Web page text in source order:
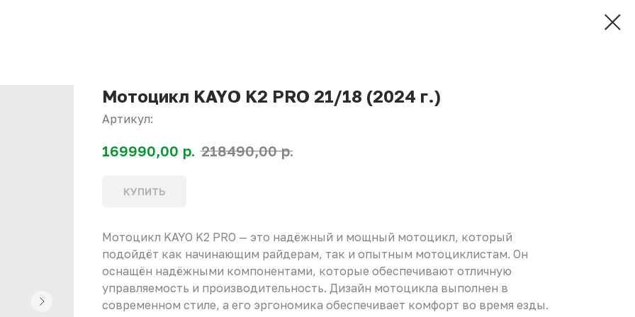
Мотоцикл KAYO K2 PRO 21/18 (2024 г.)
Артикул:
169990,00 р. 218490,00 р.
КУПИТЬ
Мотоцикл KAYO K2 PRO — это надёжный и мощный мотоцикл, который
подойдёт как начинающим райдерам, так и опытным мотоциклистам. Он
оснащён надёжными компонентами, которые обеспечивают отличную
управляемость и производительность. Дизайн мотоцикла выполнен в
современном стиле, а его эргономика обеспечивает комфорт во время езды.